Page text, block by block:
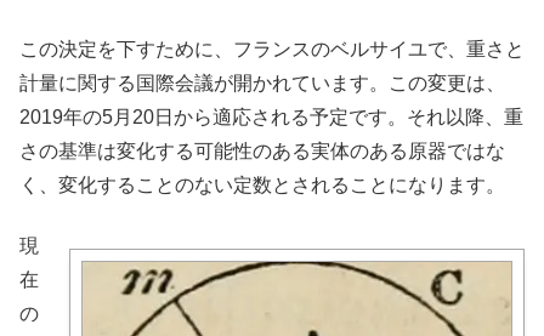
この決定を下すために、フランスのベルサイユで、重さと
計量に関する国際会議が開かれています。この変更は、
2019年の5月20日から適応される予定です。それ以降、重
さの基準は変化する可能性のある実体のある原器ではな
く、変化することのない定数とされることになります。
現
在
の